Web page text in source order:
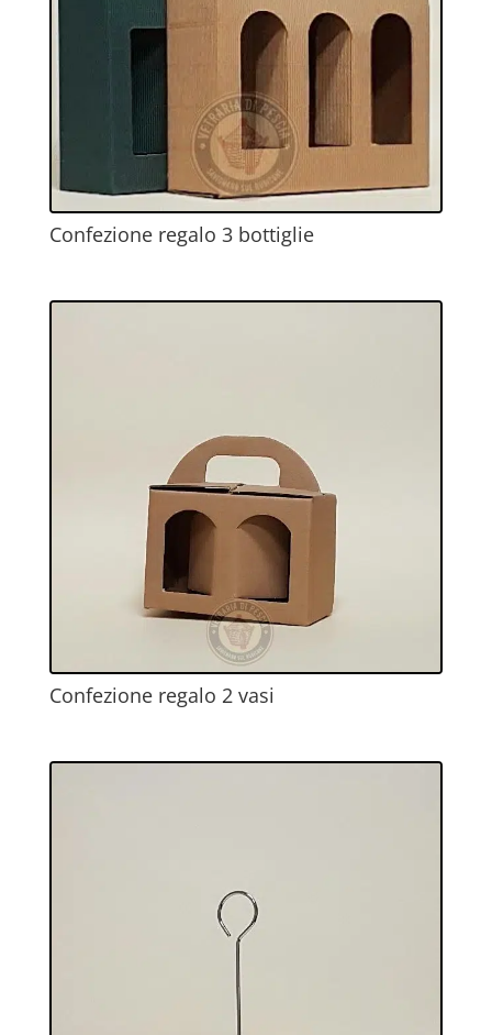
Confezione regalo 3 bottiglie
Confezione regalo 2 vasi